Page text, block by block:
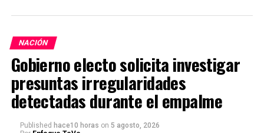
NACIÓN
Gobierno electo solicita investigar
presuntas irregularidades
detectadas durante el empalme
Published hace10 horas on 5 agosto, 2026